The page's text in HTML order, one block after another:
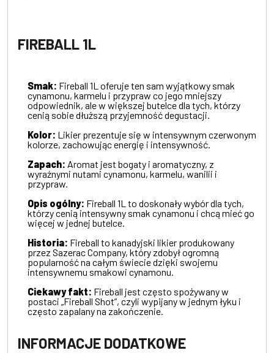
FIREBALL 1L
Smak: Fireball 1L oferuje ten sam wyjątkowy smak
cynamonu, karmelu i przypraw co jego mniejszy
odpowiednik, ale w większej butelce dla tych, którzy
cenią sobie dłuższą przyjemność degustacji.
Kolor: Likier prezentuje się w intensywnym czerwonym
kolorze, zachowując energię i intensywność.
Zapach: Aromat jest bogaty i aromatyczny, z
wyraźnymi nutami cynamonu, karmelu, wanilii i
przypraw.
Opis ogólny: Fireball 1L to doskonały wybór dla tych,
którzy cenią intensywny smak cynamonu i chcą mieć go
więcej w jednej butelce.
Historia: Fireball to kanadyjski likier produkowany
przez Sazerac Company, który zdobył ogromną
popularność na całym świecie dzięki swojemu
intensywnemu smakowi cynamonu.
Ciekawy fakt: Fireball jest często spożywany w
postaci „Fireball Shot”, czyli wypijany w jednym łyku i
często zapalany na zakończenie.
INFORMACJE DODATKOWE